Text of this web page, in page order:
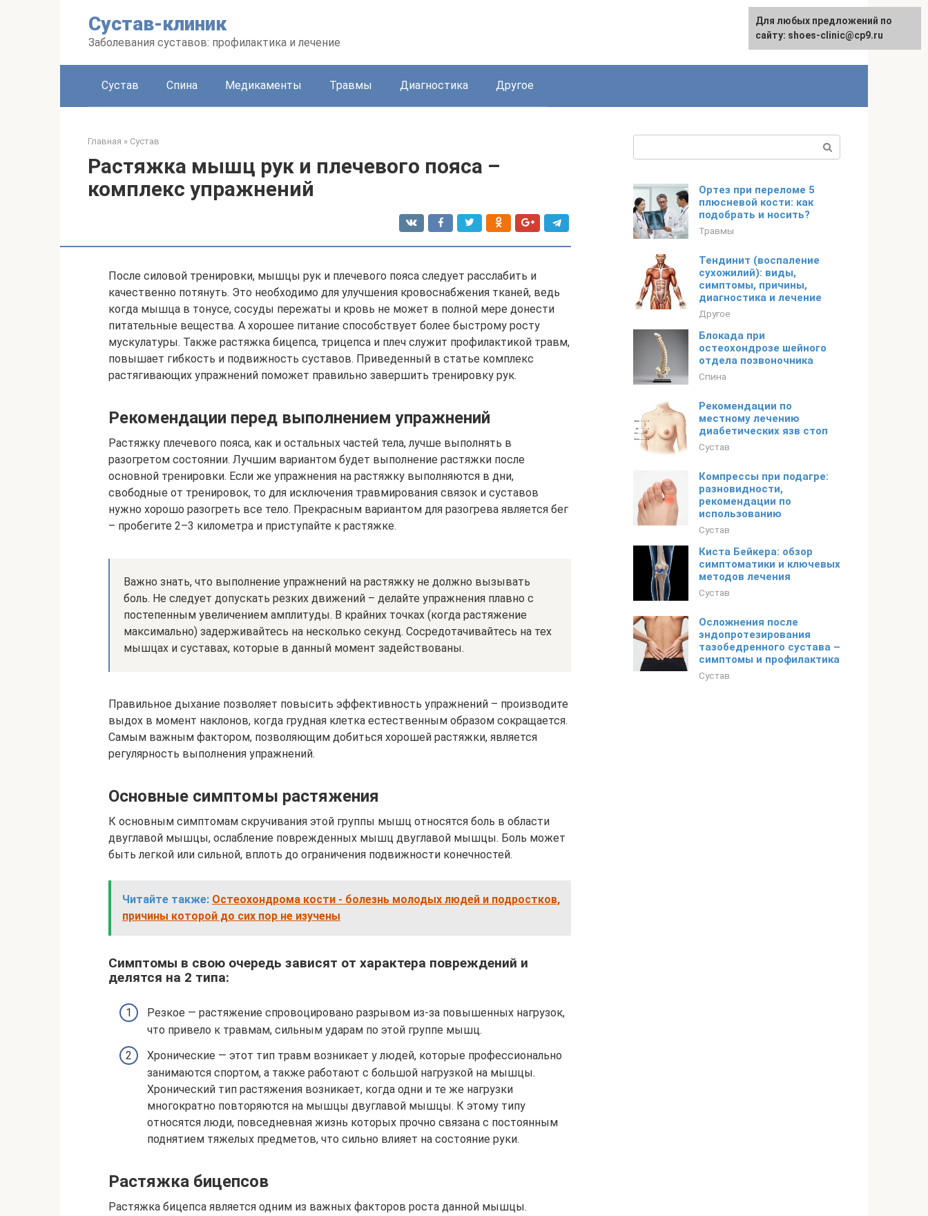
Сустав-клиник
Заболевания суставов: профилактика и лечение
Сустав Спина Медикаменты Травмы Диагностика Другое
Главная » Сустав
Растяжка мышц рук и плечевого пояса –
комплекс упражнений
После силовой тренировки, мышцы рук и плечевого пояса следует расслабить и
качественно потянуть. Это необходимо для улучшения кровоснабжения тканей, ведь
когда мышца в тонусе, сосуды пережаты и кровь не может в полной мере донести
питательные вещества. А хорошее питание способствует более быстрому росту
мускулатуры. Также растяжка бицепса, трицепса и плеч служит профилактикой травм,
повышает гибкость и подвижность суставов. Приведенный в статье комплекс
растягивающих упражнений поможет правильно завершить тренировку рук.
Рекомендации перед выполнением упражнений
Растяжку плечевого пояса, как и остальных частей тела, лучше выполнять в
разогретом состоянии. Лучшим вариантом будет выполнение растяжки после
основной тренировки. Если же упражнения на растяжку выполняются в дни,
свободные от тренировок, то для исключения травмирования связок и суставов
нужно хорошо разогреть все тело. Прекрасным вариантом для разогрева является бег
– пробегите 2–3 километра и приступайте к растяжке.
Важно знать, что выполнение упражнений на растяжку не должно вызывать
боль. Не следует допускать резких движений – делайте упражнения плавно с
постепенным увеличением амплитуды. В крайних точках (когда растяжение
максимально) задерживайтесь на несколько секунд. Сосредотачивайтесь на тех
мышцах и суставах, которые в данный момент задействованы.
Правильное дыхание позволяет повысить эффективность упражнений – производите
выдох в момент наклонов, когда грудная клетка естественным образом сокращается.
Самым важным фактором, позволяющим добиться хорошей растяжки, является
регулярность выполнения упражнений.
Основные симптомы растяжения
К основным симптомам скручивания этой группы мышц относятся боль в области
двуглавой мышцы, ослабление поврежденных мышц двуглавой мышцы. Боль может
быть легкой или сильной, вплоть до ограничения подвижности конечностей.
Читайте также: Остеохондрома кости - болезнь молодых людей и подростков,
причины которой до сих пор не изучены
Симптомы в свою очередь зависят от характера повреждений и
делятся на 2 типа:
Резкое — растяжение спровоцировано разрывом из-за повышенных нагрузок,
что привело к травмам, сильным ударам по этой группе мышц.
Хронические — этот тип травм возникает у людей, которые профессионально
занимаются спортом, а также работают с большой нагрузкой на мышцы.
Хронический тип растяжения возникает, когда одни и те же нагрузки
многократно повторяются на мышцы двуглавой мышцы. К этому типу
относятся люди, повседневная жизнь которых прочно связана с постоянным
поднятием тяжелых предметов, что сильно влияет на состояние руки.
Растяжка бицепсов
Растяжка бицепса является одним из важных факторов роста данной мышцы.
Ортез при переломе 5
плюсневой кости: как
подобрать и носить?
Травмы
Тендинит (воспаление
сухожилий): виды,
симптомы, причины,
диагностика и лечение
Другое
Блокада при
остеохондрозе шейного
отдела позвоночника
Спина
Рекомендации по
местному лечению
диабетических язв стоп
Сустав
Компрессы при подагре:
разновидности,
рекомендации по
использованию
Сустав
Киста Бейкера: обзор
симптоматики и ключевых
методов лечения
Сустав
Осложнения после
эндопротезирования
тазобедренного сустава –
симптомы и профилактика
Сустав
Для любых предложений по
сайту: shoes-clinic@cp9.ru